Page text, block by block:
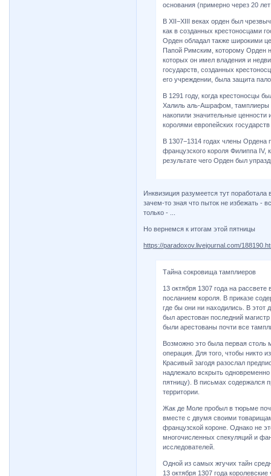
основания (примерно через 20
В XII−XIII веках орден был
как в созданных крестоносцами
Орден обладал также широкими
Папой Римским, которому Орден
которых он имел владения и
государств, созданных
его учреждении, была защита
В 1291 году, когда крестоносцы
Халиль аль-Ашрафом, тамплиеры
накопили значительные
королями европейских
В 1307−1314 годах члены Ордена
французского короля Филиппа IV,
результате чего Орден был
Инквизиция разумеется тут
зачем-то зная что пыток не избежать -
только - ...
Но вернемся к итогам этой пятницы
https://paradoxov.livejournal.com/
Тайна сокровища тамплиеров
13 октября 1307 года на
посланием короля. В приказе
где бы они ни находились. В этот
был арестован последний
были арестованы почти все
Возможно это была первая столь
операция. Для того, чтобы никто
Красивый загодя разослал
надлежало вскрыть
пятницу). В письмах содержался
территории.
Жак де Моле пробыл в тюрьме
вместе с двумя своими
французской короне. Однако не
многочисленных спекуляций и
исследователей.
Одной из самых жгучих тайн
13 октября 1307 года